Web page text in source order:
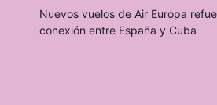
Nuevos vuelos de Air Europa
conexión entre España y Cuba